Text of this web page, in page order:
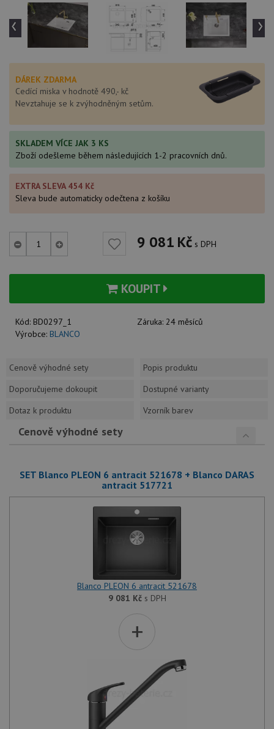
‹ ›
DÁREK ZDARMA
Cedící miska v hodnotě 490,- kč
Nevztahuje se k zvýhodněným setům.
SKLADEM VÍCE JAK 3 KS
Zboží odešleme během následujících 1-2 pracovních dnů.
EXTRA SLEVA 454 Kč
Sleva bude automaticky odečtena z košíku
9 081 Kč s DPH
KOUPIT
Kód: BD0297_1 Záruka: 24 měsíců
Výrobce: BLANCO
Cenově výhodné sety
Popis produktu
Doporučujeme dokoupit
Dostupné varianty
Dotaz k produktu
Vzorník barev
Cenově výhodné sety
SET Blanco PLEON 6 antracit 521678 + Blanco DARAS
antracit 517721
Blanco PLEON 6 antracit 521678
9 081 Kčs DPH
+